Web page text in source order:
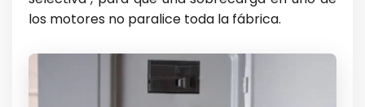
los motores no paralice toda la fábrica.